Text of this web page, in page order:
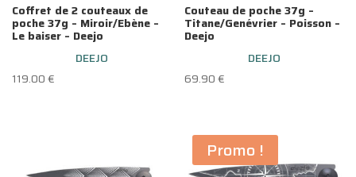
Coffret de 2 couteaux de
poche 37g – Miroir/Ebène –
Le baiser – Deejo
DEEJO
119.00€
Couteau de poche 37g –
Titane/Genévrier – Poisson –
Deejo
DEEJO
69.90€
Promo !